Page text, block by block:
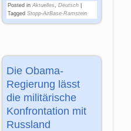
Posted in Aktuelles Deutsch|
Tagged Stopp-AirBase-Ramstein
Die Obama-
Regierung lässt
die militärische
Konfrontation mit
Russland